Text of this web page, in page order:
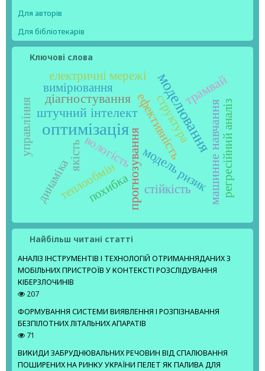
Для авторів
Для бібліотекарів
Ключові слова
оптимізація моделювання
ефективність машинне навчання
модель
прогнозування
штучний інтелект
діагностування трамвай
вологість
ризик
управління
теплообмін
структура
стійкість регресійний аналіз
якість
динаміка
вимірювання
похибка
електричні мережі
Найбільш читані статті
АНАЛІЗ ІНСТРУМЕНТІВ І ТЕХНОЛОГІЙ ОТРИМАННЯДАНИХ З
МОБІЛЬНИХ ПРИСТРОЇВ У КОНТЕКСТІ РОЗСЛІДУВАННЯ
КІБЕРЗЛОЧИНІВ
207
ФОРМУВАННЯ СИСТЕМИ ВИЯВЛЕННЯ І РОЗПІЗНАВАННЯ
БЕЗПІЛОТНИХ ЛІТАЛЬНИХ АПАРАТІВ
71
ВИКИДИ ЗАБРУДНЮВАЛЬНИХ РЕЧОВИН ВІД СПАЛЮВАННЯ
ПОШИРЕНИХ НА РИНКУ УКРАЇНИ ПЕЛЕТ ЯК ПАЛИВА ДЛЯ